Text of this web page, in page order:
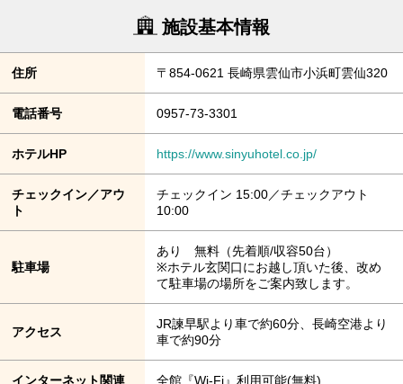
施設基本情報
住所 〒854-0621 長崎県雲仙市小浜町雲仙320
電話番号 0957-73-3301
ホテルHP https://www.sinyuhotel.co.jp/
チェックイン／アウ
ト
チェックイン 15:00／チェックアウト
10:00
駐車場
あり 無料（先着順/収容50台）
※ホテル玄関口にお越し頂いた後、改め
て駐車場の場所をご案内致します。
アクセス
JR諫早駅より車で約60分、長崎空港より
車で約90分
インターネット関連 全館『Wi-Fi』利用可能(無料)